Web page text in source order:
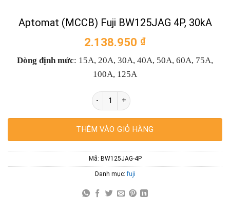
Aptomat (MCCB) Fuji BW125JAG 4P, 30kA
2.138.950 ₫
Dòng định mức: 15A, 20A, 30A, 40A, 50A, 60A, 75A,
100A, 125A
Aptomat (MCCB) Fuji BW125JAG 4P,
THÊM VÀO GIỎ HÀNG
Mã: BW125JAG-4P
Danh mục:fuji